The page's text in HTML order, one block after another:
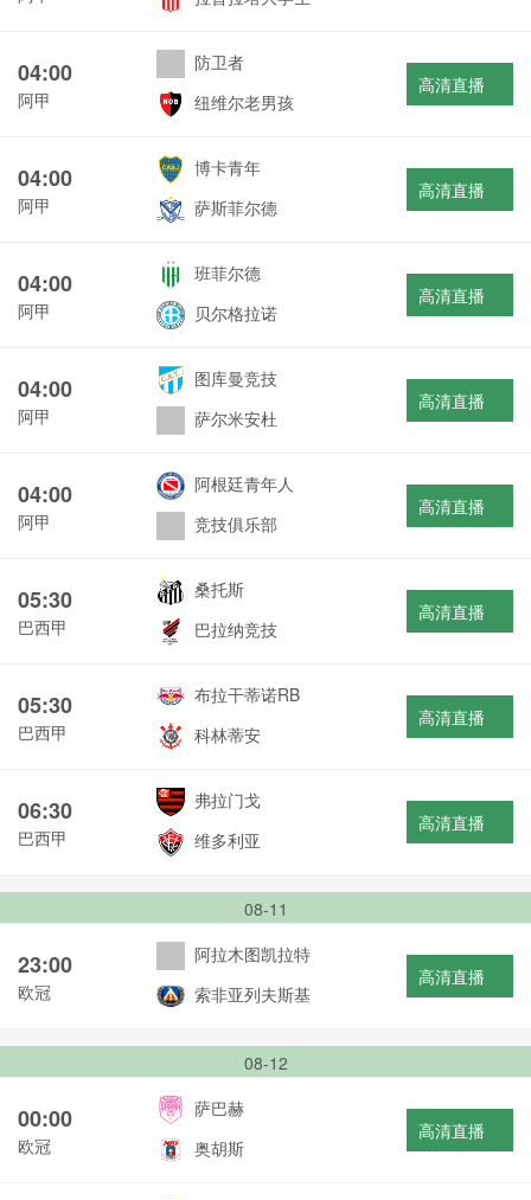
04:00
阿甲
防卫者
纽维尔老男孩
高清直播
04:00
阿甲
博卡青年
萨斯菲尔德
高清直播
04:00
阿甲
班菲尔德
贝尔格拉诺
高清直播
04:00
阿甲
图库曼竞技
萨尔米安杜
高清直播
04:00
阿甲
阿根廷青年人
竞技俱乐部
高清直播
05:30
巴西甲
桑托斯
巴拉纳竞技
高清直播
05:30
巴西甲
布拉干蒂诺RB
科林蒂安
高清直播
06:30
巴西甲
弗拉门戈
维多利亚
高清直播
08-11
23:00
欧冠
阿拉木图凯拉特
索非亚列夫斯基
高清直播
08-12
00:00
欧冠
萨巴赫
奥胡斯
高清直播